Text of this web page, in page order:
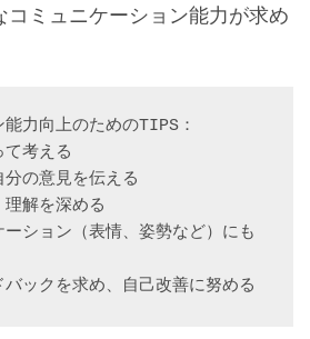
コミュニケーション能力が求め
力向上のためのTIPS：
て考える
分の意見を伝える
理解を深める
ーション（表情、姿勢など）にも
バックを求め、自己改善に努める